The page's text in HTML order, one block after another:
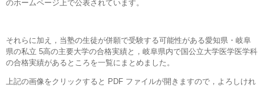
のホームページ上で公表されています。
それらに加え，当塾の生徒が併願で受験する可能性がある愛知県・岐阜
県の私立 5高の主要大学の合格実績と，岐阜県内で国公立大学医学医学科
の合格実績があるところを一覧にまとめました。
上記の画像をクリックすると PDF ファイルが開きますので，よろしけれ